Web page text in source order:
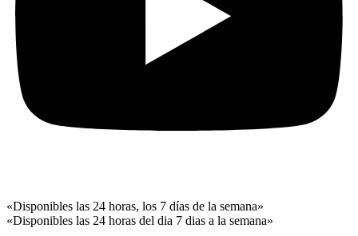
«Disponibles las 24 horas, los 7 días de la semana»
«Disponibles las 24 horas del dia 7 dias a la semana»